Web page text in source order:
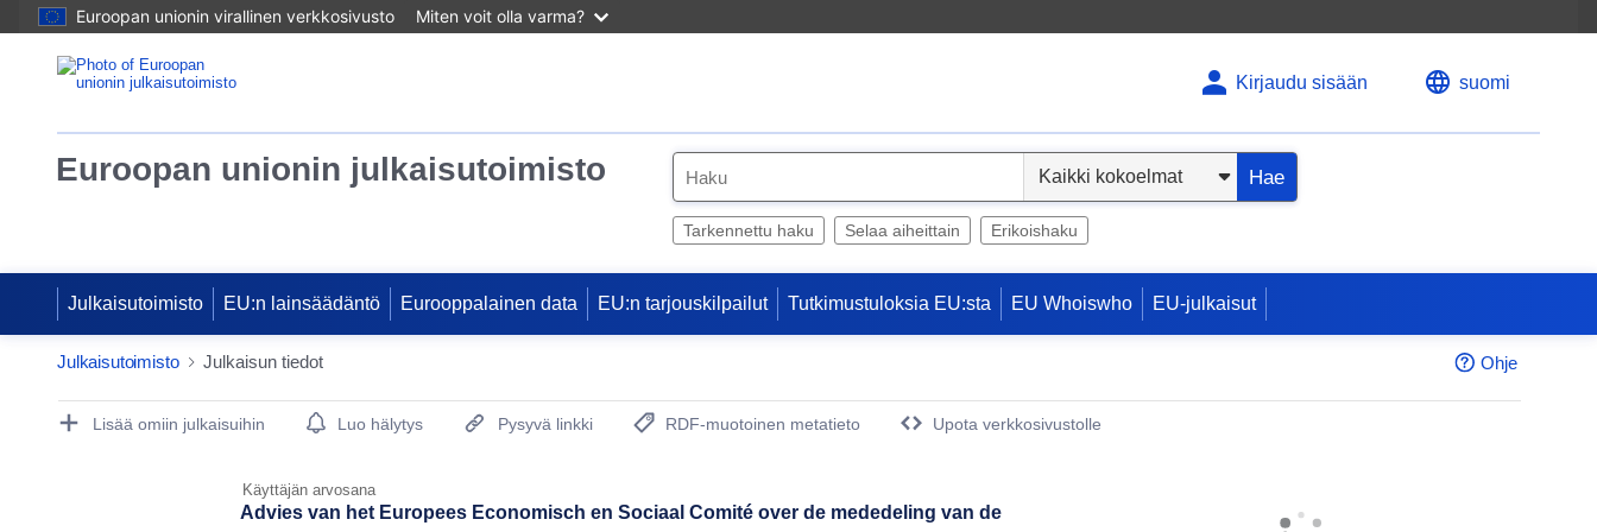
Euroopan unionin virallinen verkkosivusto Miten voit olla varma?
Kirjaudu sisään suomi
Euroopan unionin julkaisutoimisto
e
Hae
Tarkennettu haku Selaa aiheittain Erikoishaku
Julkaisutoimisto EU:n lainsäädäntö Eurooppalainen data EU:n tarjouskilpailut Tutkimustuloksia EU:sta EU Whoiswho EU-julkaisut
Julkaisutoimisto Julkaisun tiedot Ohje
Publication Detail Actions Portlet
Lisää omiin julkaisuihin Luo hälytys Pysyvä linkki
RDF-muotoinen metatieto
Upota verkkosivustolle
Käyttäjän arvosana
Advies van het Europees Economisch en Sociaal Comité over de mededeling van de